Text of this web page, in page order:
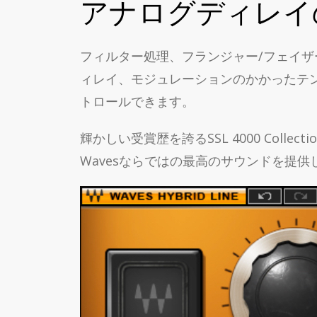
アナログディレ
フィルター処理、フランジャー/フェイ
ィレイ、モジュレーションのかかった
トロールできます。
輝かしい受賞歴を誇るSSL 4000
Wavesならではの最高のサウンドを提供